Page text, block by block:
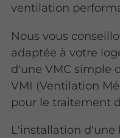
ventilation
Nous vous
adaptée à votre
d'une VMC simple
VMI (Ventilation
pour le traitement
L'installation